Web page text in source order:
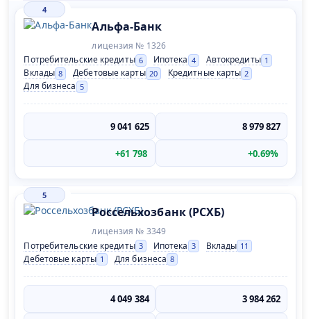
4
Альфа-Банк
лицензия № 1326
Потребительские кредиты 6 Ипотека 4 Автокредиты 1
Вклады 8 Дебетовые карты 20 Кредитные карты 2
Для бизнеса 5
9 041 625 8 979 827
+61 798 +0.69%
5
Россельхозбанк (РСХБ)
лицензия № 3349
Потребительские кредиты 3 Ипотека 3 Вклады 11
Дебетовые карты 1 Для бизнеса 8
4 049 384 3 984 262